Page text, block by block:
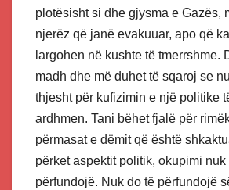
plotësisht si dhe gjysma e Gazës,
njerëz që janë evakuuar, apo që
largohen në kushte të tmerrshme.
madh dhe më duhet të sqaroj se
thjesht për kufizimin e një politike
ardhmen. Tani bëhet fjalë për
përmasat e dëmit që është
përket aspektit politik, okupimi nuk
përfundojë. Nuk do të përfundojë